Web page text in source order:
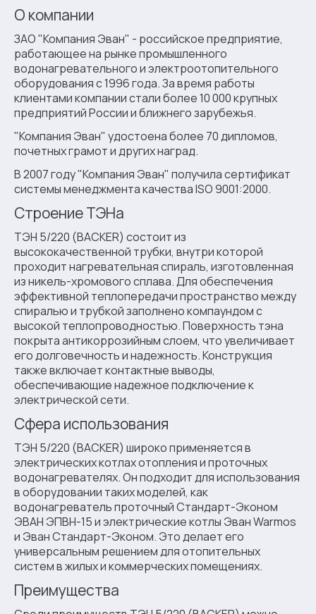
О компании
ЗАО "Компания Эван" - российское предприятие,
работающее на рынке промышленного
водонагревательного и электроотопительного
оборудования с 1996 года. За время работы
клиентами компании стали более 10 000 крупных
предприятий России и ближнего зарубежья.
"Компания Эван" удостоена более 70 дипломов,
почетных грамот и других наград.
В 2007 году "Компания Эван" получила сертификат
системы менеджмента качества ISO 9001:2000.
Строение ТЭНа
ТЭН 5/220 (BACKER) состоит из
высококачественной трубки, внутри которой
проходит нагревательная спираль, изготовленная
из никель-хромового сплава. Для обеспечения
эффективной теплопередачи пространство между
спиралью и трубкой заполнено компаундом с
высокой теплопроводностью. Поверхность тэна
покрыта антикоррозийным слоем, что увеличивает
его долговечность и надежность. Конструкция
также включает контактные выводы,
обеспечивающие надежное подключение к
электрической сети.
Сфера использования
ТЭН 5/220 (BACKER) широко применяется в
электрических котлах отопления и проточных
водонагревателях. Он подходит для использования
в оборудовании таких моделей, как
водонагреватель проточный Стандарт-Эконом
ЭВАН ЭПВН-15 и электрические котлы Эван Warmos
и Эван Стандарт-Эконом. Это делает его
универсальным решением для отопительных
систем в жилых и коммерческих помещениях.
Преимущества